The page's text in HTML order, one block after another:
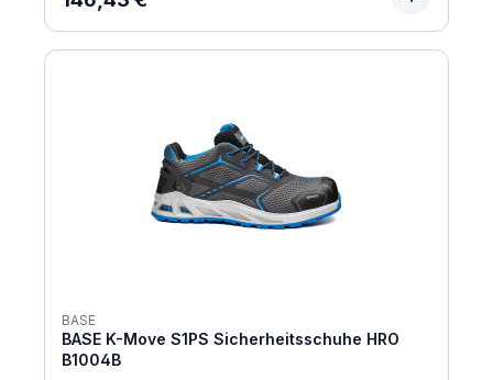
BASE
BASE K-Move S1PS Sicherheitsschuhe HRO
B1004B